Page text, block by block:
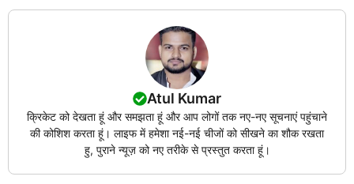
Atul Kumar
क्रिकेट को देखता हूं और समझता हूं और आप लोगों तक नए-नए सूचनाएं पहुंचाने
की कोशिश करता हूं। लाइफ में हमेशा नई-नई चीजों को सीखने का शौक रखता
हु, पुराने न्यूज़ को नए तरीके से प्रस्तुत करता हूं।